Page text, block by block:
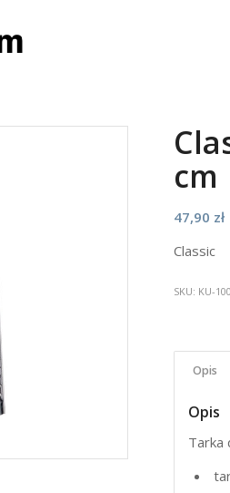
cm
47,90 zł
Classic
SKU: KU-
Opis
Opis
Tarka